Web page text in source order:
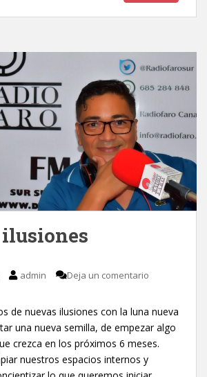
admin Deja un comentario
de nuevas ilusiones con la luna nueva
una nueva semilla, de empezar algo
crezca en los próximos 6 meses.
nuestros espacios internos y